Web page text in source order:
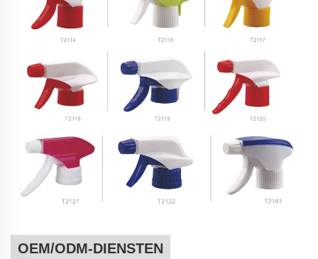
OEM/ODM-DIENSTEN